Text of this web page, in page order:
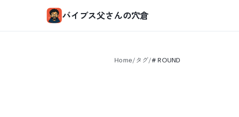
バイブス父さんの穴倉
Home/タグ/#ROUND